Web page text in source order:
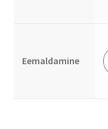
Eemaldamine